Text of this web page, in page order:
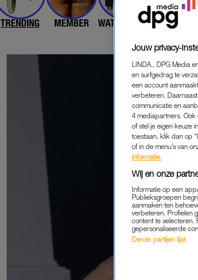
TRENDING MEMBER WAT DE FAQ? SEKS!!!
Jouw privacy-
LINDA., DPG Media
en surfgedrag te
een account
verbeteren.
communicatie en
4 mediapartners. Ook
of stel je eigen keuze
toestaan, klik dan op
of in de menu’s van
informatie.
Wij en onze
Informatie op een
Publieksgroepen
aanmaken ten
verbeteren. Profielen
content te selecteren.
gepersonaliseerde
Derde partijen lijst